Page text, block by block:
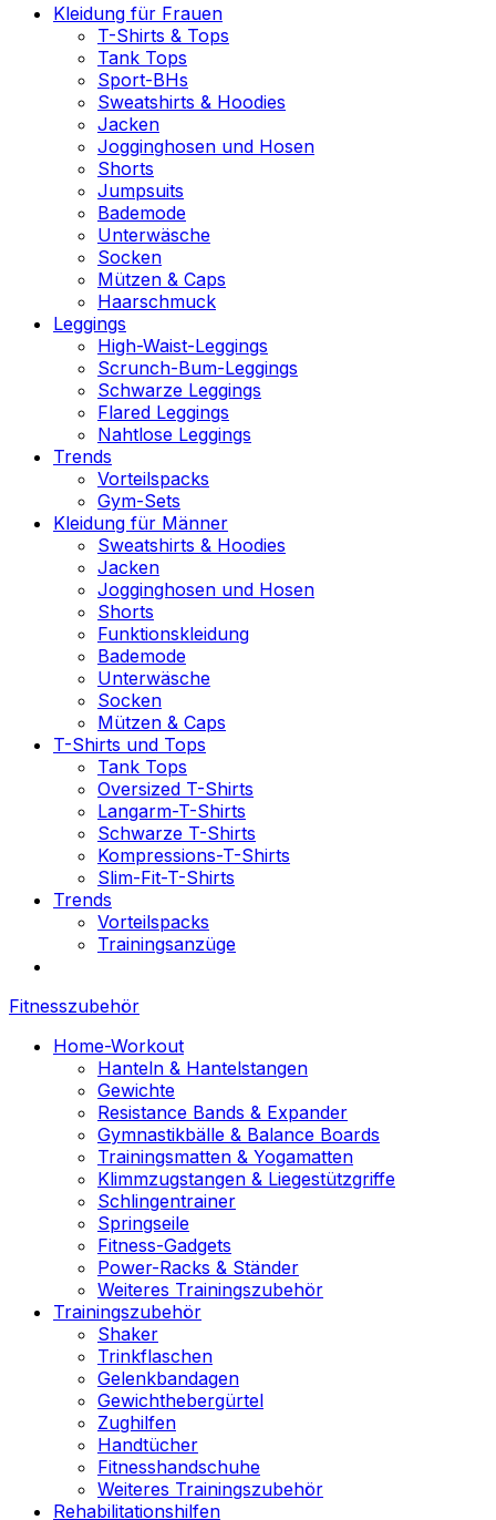
Kleidung für Frauen
T-Shirts & Tops
Tank Tops
Sport-BHs
Sweatshirts & Hoodies
Jacken
Jogginghosen und Hosen
Shorts
Jumpsuits
Bademode
Unterwäsche
Socken
Mützen & Caps
Haarschmuck
Leggings
High-Waist-Leggings
Scrunch-Bum-Leggings
Schwarze Leggings
Flared Leggings
Nahtlose Leggings
Trends
Vorteilspacks
Gym-Sets
Kleidung für Männer
Sweatshirts & Hoodies
Jacken
Jogginghosen und Hosen
Shorts
Funktionskleidung
Bademode
Unterwäsche
Socken
Mützen & Caps
T-Shirts und Tops
Tank Tops
Oversized T-Shirts
Langarm-T-Shirts
Schwarze T-Shirts
Kompressions-T-Shirts
Slim-Fit-T-Shirts
Trends
Vorteilspacks
Trainingsanzüge
Fitnesszubehör
Home-Workout
Hanteln & Hantelstangen
Gewichte
Resistance Bands & Expander
Gymnastikbälle & Balance Boards
Trainingsmatten & Yogamatten
Klimmzugstangen & Liegestützgriffe
Schlingentrainer
Springseile
Fitness-Gadgets
Power-Racks & Ständer
Weiteres Trainingszubehör
Trainingszubehör
Shaker
Trinkflaschen
Gelenkbandagen
Gewichthebergürtel
Zughilfen
Handtücher
Fitnesshandschuhe
Weiteres Trainingszubehör
Rehabilitationshilfen